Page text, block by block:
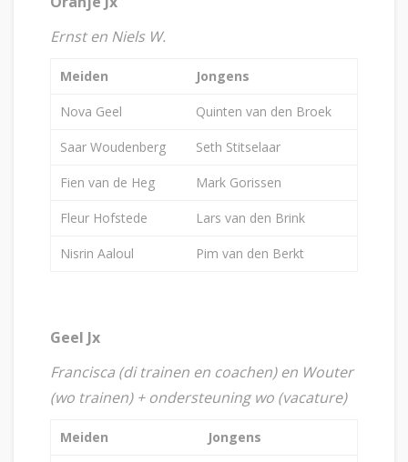
Ernst en Niels W.
Meiden Jongens
Nova Geel Quinten van den Broek
Saar Woudenberg Seth Stitselaar
Fien van de Heg Mark Gorissen
Fleur Hofstede Lars van den Brink
Nisrin Aaloul Pim van den Berkt
Geel Jx
Francisca (di trainen en coachen) en Wouter
(wo trainen) + ondersteuning wo (vacature)
Meiden Jongens